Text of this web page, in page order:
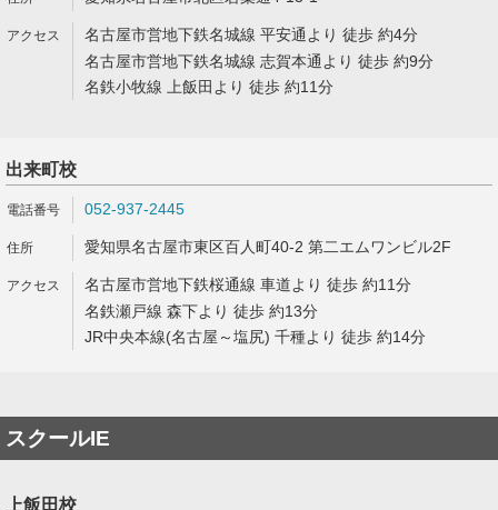
名古屋市営地下鉄名城線 平安通より 徒歩 約4分
名古屋市営地下鉄名城線 志賀本通より 徒歩 約9分
名鉄小牧線 上飯田より 徒歩 約11分
出来町校
052-937-2445
愛知県名古屋市東区百人町40-2 第二エムワンビル2F
名古屋市営地下鉄桜通線 車道より 徒歩 約11分
名鉄瀬戸線 森下より 徒歩 約13分
JR中央本線(名古屋～塩尻) 千種より 徒歩 約14分
スクールIE
上飯田校